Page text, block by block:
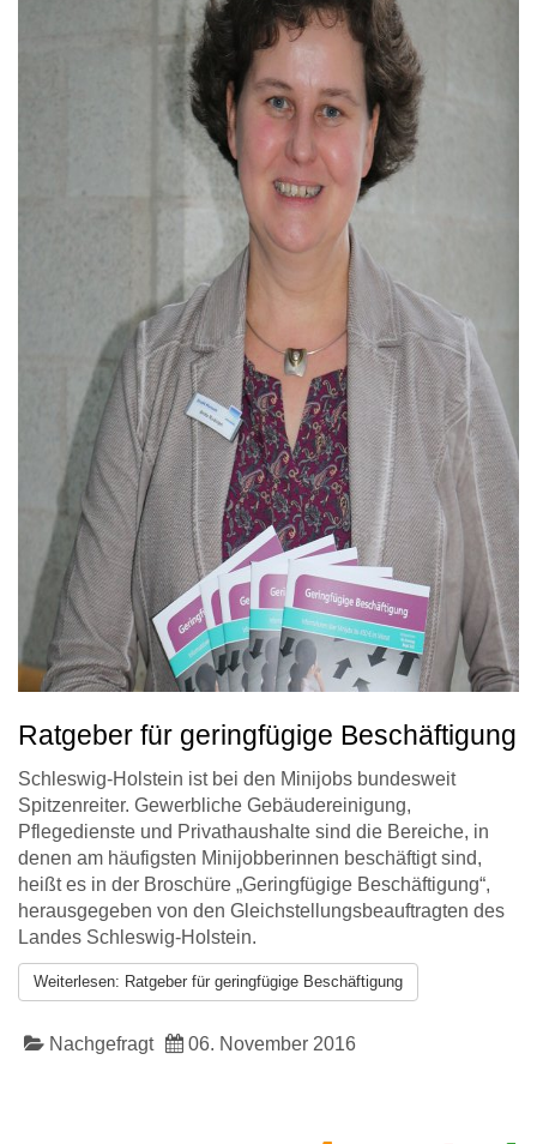
Ratgeber für geringfügige Beschäftigung
Schleswig-Holstein ist bei den Minijobs bundesweit
Spitzenreiter. Gewerbliche Gebäudereinigung,
Pflegedienste und Privathaushalte sind die Bereiche, in
denen am häufigsten Minijobberinnen beschäftigt sind,
heißt es in der Broschüre „Geringfügige Beschäftigung“,
herausgegeben von den Gleichstellungsbeauftragten des
Landes Schleswig-Holstein.
Weiterlesen: Ratgeber für geringfügige Beschäftigung
Nachgefragt 06. November 2016